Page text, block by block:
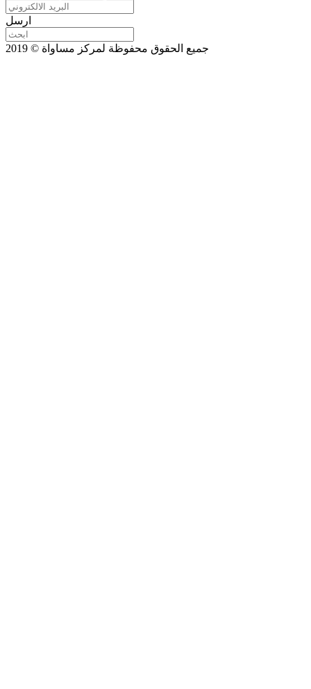
ارسل
جميع الحقوق محفوظة لمركز مساواة © 2019